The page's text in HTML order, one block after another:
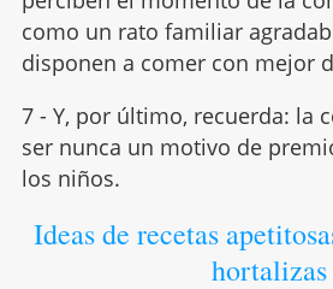
como un rato familiar
disponen a comer con mejor
7 - Y, por último, recuerda: la
ser nunca un motivo de
los niños.
Ideas de recetas
hortalizas